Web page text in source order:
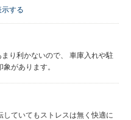
する
り利かないので、 車庫入れや駐
があります。
ていてもストレスは無く快適に